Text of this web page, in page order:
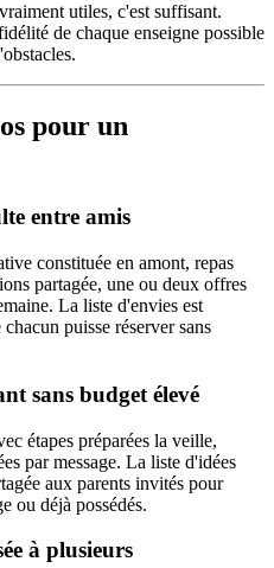
utiles, c'est suffisant.
de chaque enseigne possible
pour un
entre amis
constituée en amont, repas
partagée, une ou deux offres
La liste d'envies est
puisse réserver sans
sans budget élevé
étapes préparées la veille,
par message. La liste d'idées
aux parents invités pour
ou déjà possédés.
à plusieurs